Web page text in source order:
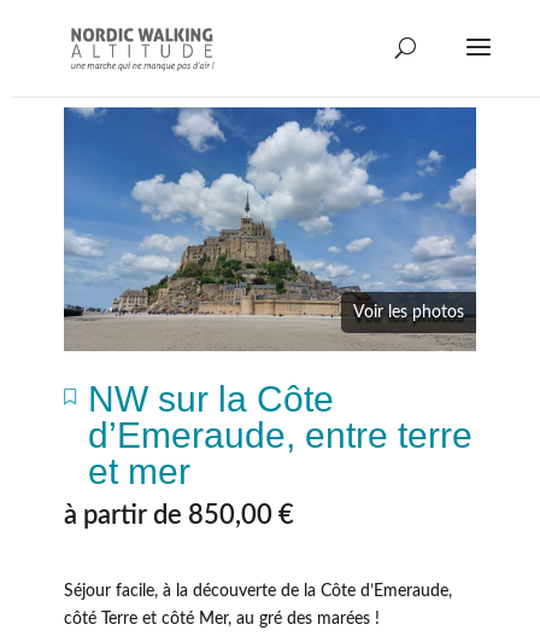
Voir les photos
NW sur la Côte
d’Emeraude, entre terre
et mer
à partir de 850,00 €
Séjour facile, à la découverte de la Côte d’Emeraude,
côté Terre et côté Mer, au gré des marées !